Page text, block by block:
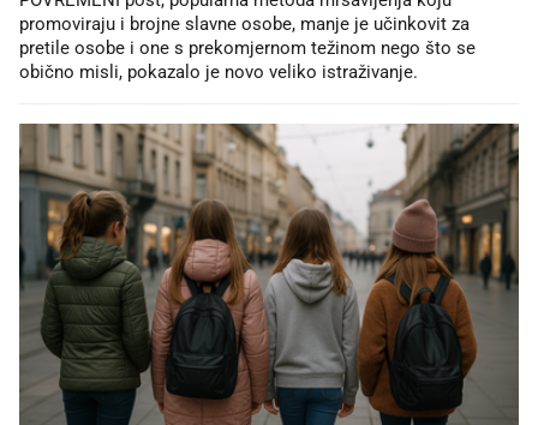
promoviraju i brojne slavne osobe, manje je učinkovit za
pretile osobe i one s prekomjernom težinom nego što se
obično misli, pokazalo je novo veliko istraživanje.